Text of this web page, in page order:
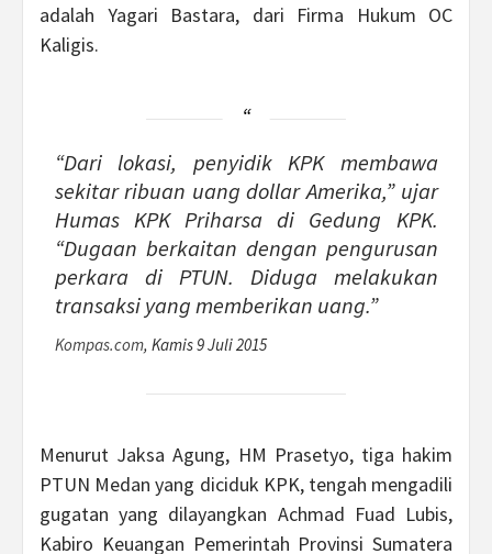
adalah Yagari Bastara, dari Firma Hukum OC
Kaligis.
“Dari lokasi, penyidik KPK membawa
sekitar ribuan uang dollar Amerika,” ujar
Humas KPK Priharsa di Gedung KPK.
“Dugaan berkaitan dengan pengurusan
perkara di PTUN. Diduga melakukan
transaksi yang memberikan uang.”
Kompas.com, Kamis 9 Juli 2015
Menurut Jaksa Agung, HM Prasetyo, tiga hakim
PTUN Medan yang diciduk KPK, tengah mengadili
gugatan yang dilayangkan Achmad Fuad Lubis,
Kabiro Keuangan Pemerintah Provinsi Sumatera